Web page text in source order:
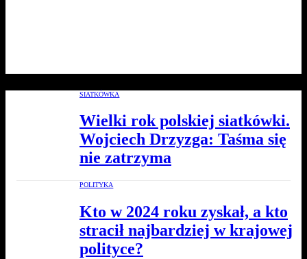
SIATKÓWKA
Wielki rok polskiej siatkówki.
Wojciech Drzyzga: Taśma się
nie zatrzyma
POLITYKA
Kto w 2024 roku zyskał, a kto
stracił najbardziej w krajowej
polityce?